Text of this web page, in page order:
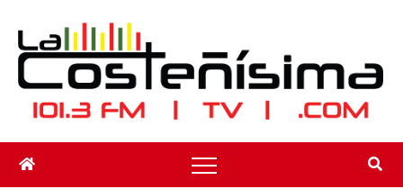
contenido